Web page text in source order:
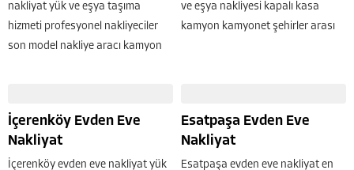
nakliyat yük ve eşya taşıma
hizmeti profesyonel nakliyeciler
son model nakliye aracı kamyon
yapılmaktadır. Sizlerde ev eşyası
taşıma için...
ve eşya nakliyesi kapalı kasa
kamyon kamyonet şehirler arası
İçerenköy Evden Eve
Nakliyat
İçerenköy evden eve nakliyat yük
Esatpaşa Evden Eve
Nakliyat
Esatpaşa evden eve nakliyat en